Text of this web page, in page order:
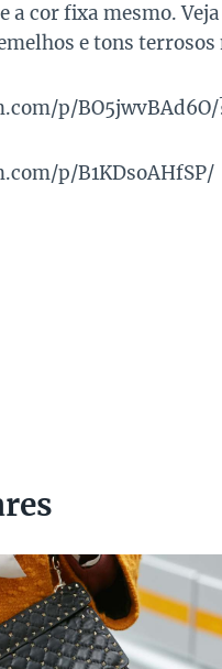
a cor fixa mesmo.
e tons
p/BO5jwvBAd6O/
p/B1KDsoAHfSP/